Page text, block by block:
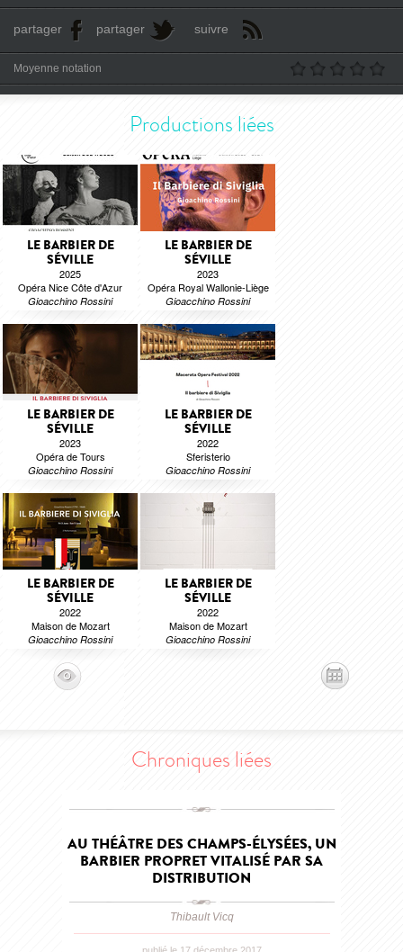
partager partager suivre
Moyenne notation
Productions liées
LE BARBIER DE
SÉVILLE
2025
Opéra Nice Côte d'Azur
Gioacchino Rossini
LE BARBIER DE
SÉVILLE
2023
Opéra Royal Wallonie-Liège
Gioacchino Rossini
LE BARBIER DE
SÉVILLE
2023
Opéra de Tours
Gioacchino Rossini
LE BARBIER DE
SÉVILLE
2022
Sferisterio
Gioacchino Rossini
LE BARBIER DE
SÉVILLE
2022
Maison de Mozart
Gioacchino Rossini
LE BARBIER DE
SÉVILLE
2022
Maison de Mozart
Gioacchino Rossini
Chroniques liées
AU THÉÂTRE DES CHAMPS-ÉLYSÉES, UN
BARBIER PROPRET VITALISÉ PAR SA
DISTRIBUTION
Thibault Vicq